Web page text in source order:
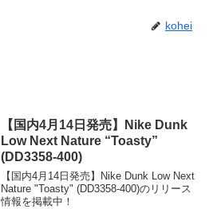
kohei
【国内4月14日発売】Nike Dunk
Low Next Nature “Toasty”
(DD3358-400)
【国内4月14日発売】Nike Dunk Low Next
Nature "Toasty" (DD3358-400)のリリース
情報を掲載中！